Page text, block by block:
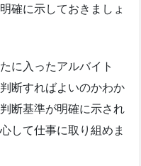
確に示しておきましょ
に入ったアルバイト
断すればよいのかわか
断基準が明確に示され
して仕事に取り組めま